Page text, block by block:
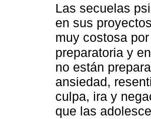
Las secuelas
en sus
muy costosa
preparatoria y
no están
ansiedad,
culpa, ira y
que las